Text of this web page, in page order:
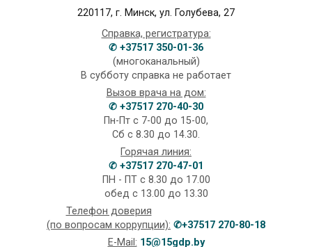
220117, г. Минск, ул. Голубева, 27
Справка, регистратура:
✆ +37517 350-01-36
(многоканальный)
В субботу справка не работает
Вызов врача на дом:
✆ +37517 270-40-30
Пн-Пт с 7-00 до 15-00,
Сб с 8.30 до 14.30.
Горячая линия:
✆ +37517 270-47-01
ПН - ПТ с 8.30 до 17.00
обед с 13.00 до 13.30
Телефон доверия
(по вопросам коррупции): ✆+37517 270-80-18
E-Mail: 15@15gdp.by